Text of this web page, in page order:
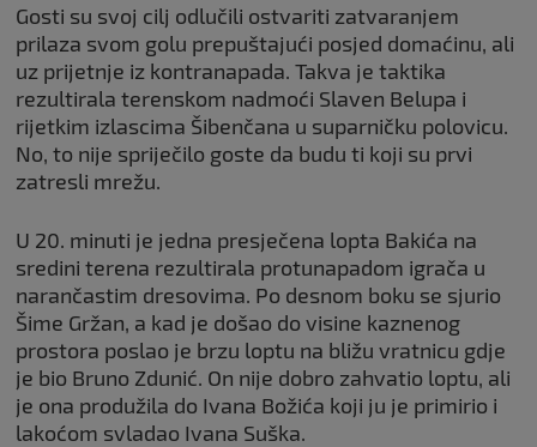
Gosti su svoj cilj odlučili ostvariti zatvaranjem
prilaza svom golu prepuštajući posjed domaćinu, ali
uz prijetnje iz kontranapada. Takva je taktika
rezultirala terenskom nadmoći Slaven Belupa i
rijetkim izlascima Šibenčana u suparničku polovicu.
No, to nije spriječilo goste da budu ti koji su prvi
zatresli mrežu.
U 20. minuti je jedna presječena lopta Bakića na
sredini terena rezultirala protunapadom igrača u
narančastim dresovima. Po desnom boku se sjurio
Šime Gržan, a kad je došao do visine kaznenog
prostora poslao je brzu loptu na bližu vratnicu gdje
je bio Bruno Zdunić. On nije dobro zahvatio loptu, ali
je ona produžila do Ivana Božića koji ju je primirio i
lakoćom svladao Ivana Suška.